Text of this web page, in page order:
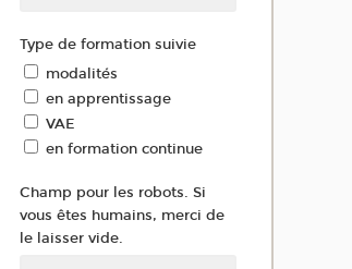
Type de formation suivie
modalités
en apprentissage
VAE
en formation continue
Champ pour les robots. Si
vous êtes humains, merci de
le laisser vide.